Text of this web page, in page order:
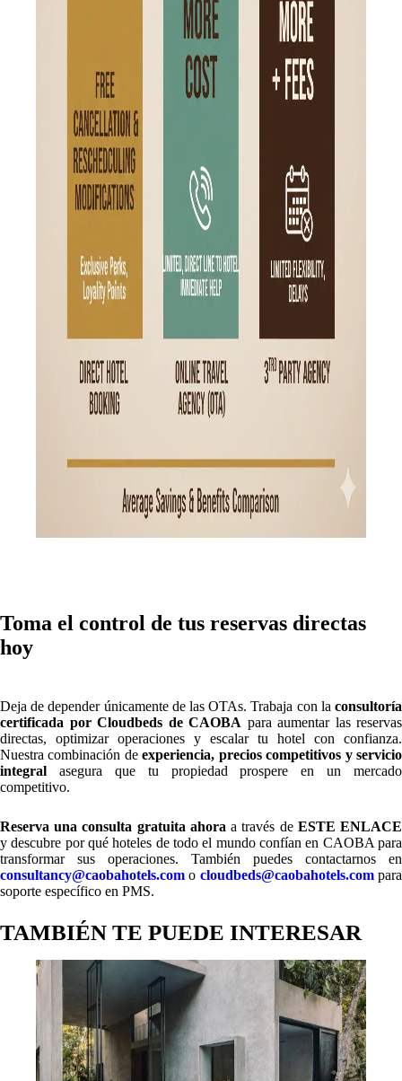
Toma el control de tus reservas directas
hoy
Deja de depender únicamente de las OTAs. Trabaja con la consultoría
certificada por Cloudbeds de CAOBA para aumentar las reservas
directas, optimizar operaciones y escalar tu hotel con confianza.
Nuestra combinación deexperiencia, precios competitivos y servicio
integral asegura que tu propiedad prospere en un mercado
competitivo.
Reserva una consulta gratuita ahora a través de ESTE ENLACE
y descubre por qué hoteles de todo el mundo confían en CAOBA para
transformar sus operaciones. También puedes contactarnos en
consultancy@caobahotels.com o cloudbeds@caobahotels.com para
soporte específico en PMS.
TAMBIÉN TE PUEDE INTERESAR